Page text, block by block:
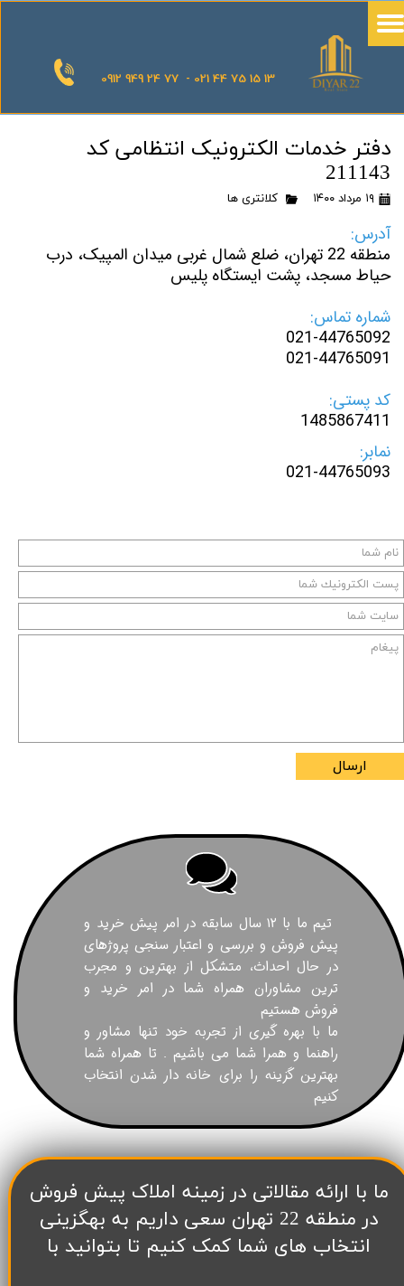
0912 949 24 77 - 021 44 75 15 13
دفتر خدمات الکترونیک انتظامی کد
211143
۱۹ مرداد ۱۴۰۰ کلانتری ها
آدرس:
منطقه 22 تهران، ضلع شمال غربی میدان المپیک، درب
حیاط مسجد، پشت ایستگاه پلیس
شماره تماس:
021-44765092
021-44765091
کد پستی:
1485867411
نمابر:
021-44765093
ارسال
تیم ما با ۱۲ سال سابقه در امر پیش خرید و
پیش فروش و بررسی و اعتبار سنجی پروژهای
در حال احداث، متشکل از بهترین و مجرب
ترین مشاوران همراه شما در امر خرید و
فروش هستیم
ما با بهره گیری از تجربه خود تنها مشاور و
راهنما و همرا شما می باشیم . تا همراه شما
بهترین گزینه را برای خانه دار شدن انتخاب
کنیم
​ما با ارائه مقالاتی در زمینه املاک پیش فروش
در منطقه 22 تهران سعی داریم به بهگزینی
انتخاب های شما کمک کنیم تا بتوانید با